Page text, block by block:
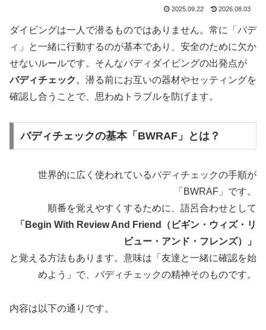
2025.09.22 2026.08.03
ダイビングは一人で潜るものではありません。常に「バデ
ィ」と一緒に行動するのが基本であり、安全のために欠か
せないルールです。そんなバディダイビングの出発点が
バディチェック 。潜る前にお互いの器材やセッティングを
確認し合うことで、思わぬトラブルを防げます。
バディチェックの基本「BWRAF」とは？
世界的に広く使われているバディチェックの手順が
「BWRAF」です。
順番を覚えやすくするために、語呂合わせとして
「Begin With Review And Friend（ビギン・ウィズ・リ
ビュー・アンド・フレンズ）」
と覚える方法もあります。意味は「友達と一緒に確認を始
めよう」で、バディチェックの精神そのものです。
内容は以下の通りです。